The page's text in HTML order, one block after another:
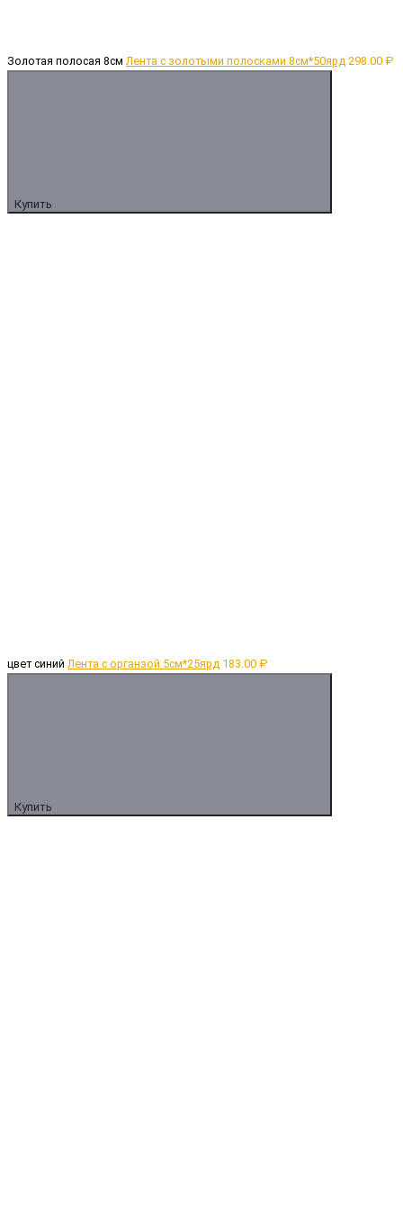
Золотая полосая 8см Лента с золотыми полосками 8см*50ярд 298.00 ₽
Купить
цвет синий Лента с органзой 5см*25ярд 183.00 ₽
Купить